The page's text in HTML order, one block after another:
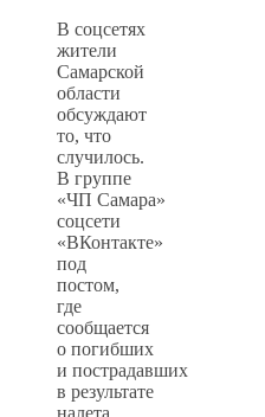
В соцсетях
жители
Самарской
области
обсуждают
то, что
случилось.
В группе
«ЧП Самара»
соцсети
«ВКонтакте»
под
постом,
где
сообщается
о погибших
и пострадавших
в результате
налета